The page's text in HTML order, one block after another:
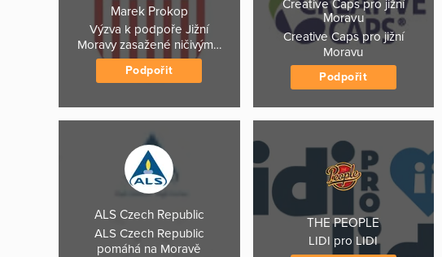
Marek Prokop
Výzva k podpoře Jižní
Moravy zasažené ničivým…
Podpořit
Creative Caps pro jižní
Moravu
Creative Caps pro jižní
Moravu
Podpořit
ALS Czech Republic
ALS Czech Republic
pomáhá na Moravě
THE PEOPLE
LIDI pro LIDI